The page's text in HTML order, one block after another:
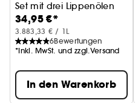
Set mit drei Lippenölen
34,95 €*
3.883,33 € / 1L
6Bewertungen
*Inkl. MwSt. und zzgl.Versand
In den Warenkorb